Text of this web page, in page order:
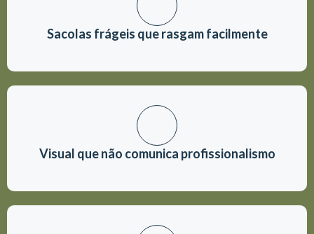
Sacolas frágeis que rasgam facilmente
Visual que não comunica profissionalismo